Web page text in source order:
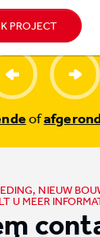
PROJECT
of
NIEUW
U MEER